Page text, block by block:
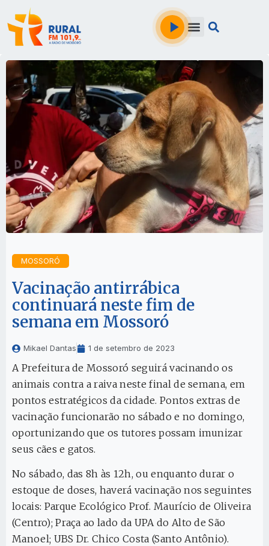
MOSSORÓ
Vacinação antirrábica
continuará neste fim de
semana em Mossoró
Mikael Dantas 1 de setembro de 2023
A Prefeitura de Mossoró seguirá vacinando os
animais contra a raiva neste final de semana, em
pontos estratégicos da cidade. Pontos extras de
vacinação funcionarão no sábado e no domingo,
oportunizando que os tutores possam imunizar
seus cães e gatos.
No sábado, das 8h às 12h, ou enquanto durar o
estoque de doses, haverá vacinação nos seguintes
locais: Parque Ecológico Prof. Maurício de Oliveira
(Centro); Praça ao lado da UPA do Alto de São
Manoel; UBS Dr. Chico Costa (Santo Antônio).